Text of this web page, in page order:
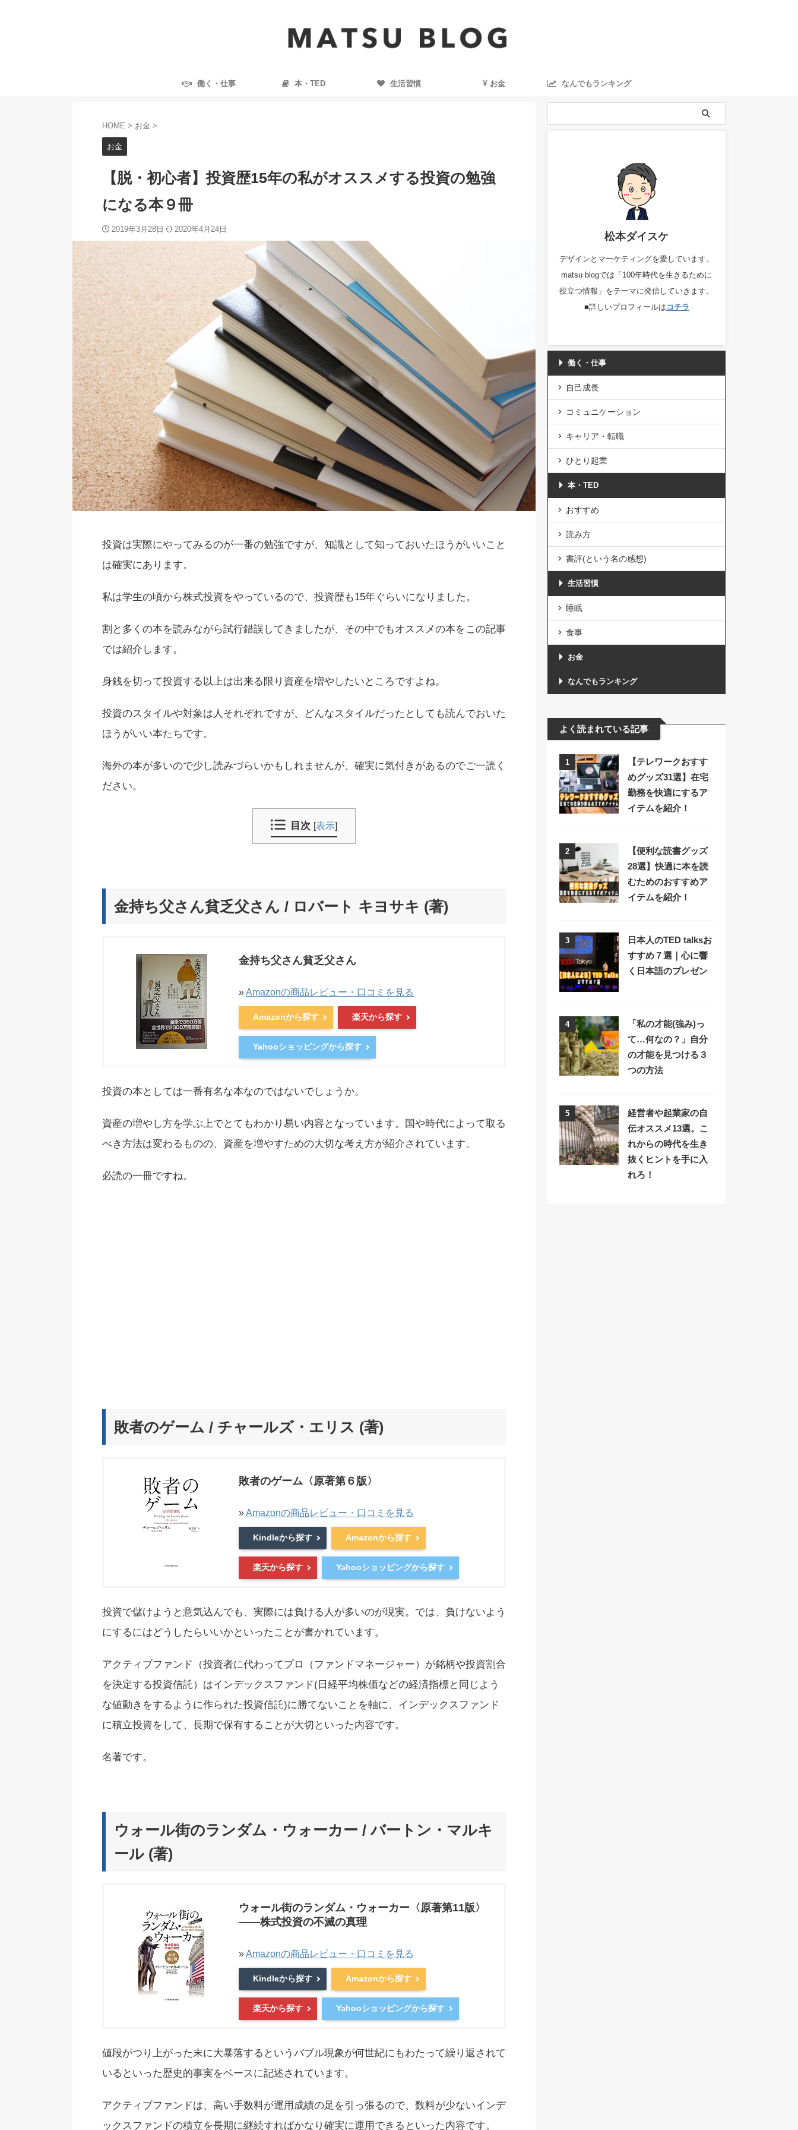
働く・仕事 本・TED 生活習慣 お金 なんでもランキング
HOME > お金 >
お金
【脱・初心者】投資歴15年の私がオススメする投資の勉強
になる本９冊
2019年3月28日 2020年4月24日
投資は実際にやってみるのが一番の勉強ですが、知識として知っておいたほうがいいこと
は確実にあります。
私は学生の頃から株式投資をやっているので、投資歴も15年ぐらいになりました。
割と多くの本を読みながら試行錯誤してきましたが、その中でもオススメの本をこの記事
では紹介します。
身銭を切って投資する以上は出来る限り資産を増やしたいところですよね。
投資のスタイルや対象は人それぞれですが、どんなスタイルだったとしても読んでおいた
ほうがいい本たちです。
海外の本が多いので少し読みづらいかもしれませんが、確実に気付きがあるのでご一読く
ださい。
目次 [表示]
金持ち父さん貧乏父さん / ロバート キヨサキ (著)
金持ち父さん貧乏父さん
»Amazonの商品レビュー・口コミを見る
Amazonから探す 楽天から探す
Yahooショッピングから探す
投資の本としては一番有名な本なのではないでしょうか。
資産の増やし方を学ぶ上でとてもわかり易い内容となっています。国や時代によって取る
べき方法は変わるものの、資産を増やすための大切な考え方が紹介されています。
必読の一冊ですね。
敗者のゲーム / チャールズ・エリス (著)
敗者のゲーム〈原著第６版〉
»Amazonの商品レビュー・口コミを見る
Kindleから探す Amazonから探す
楽天から探す Yahooショッピングから探す
投資で儲けようと意気込んでも、実際には負ける人が多いのが現実。では、負けないよう
にするにはどうしたらいいかといったことが書かれています。
アクティブファンド（投資者に代わってプロ（ファンドマネージャー）が銘柄や投資割合
を決定する投資信託）はインデックスファンド(日経平均株価などの経済指標と同じよう
な値動きをするように作られた投資信託)に勝てないことを軸に、インデックスファンド
に積立投資をして、長期で保有することが大切といった内容です。
名著です。
ウォール街のランダム・ウォーカー / バートン・マルキ
ール (著)
ウォール街のランダム・ウォーカー〈原著第11版〉
――株式投資の不滅の真理
»Amazonの商品レビュー・口コミを見る
Kindleから探す Amazonから探す
楽天から探す Yahooショッピングから探す
値段がつり上がった末に大暴落するというバブル現象が何世紀にもわたって繰り返されて
いるといった歴史的事実をベースに記述されています。
アクティブファンドは、高い手数料が運用成績の足を引っ張るので、数料が少ないインデ
ックスファンドの積立を長期に継続すればかなり確実に運用できるといった内容です。
松本ダイスケ
デザインとマーケティングを愛しています。
matsu blogでは「100年時代を生きるために
役立つ情報」をテーマに発信していきます。
■詳しいプロフィールは コチラ
働く・仕事
自己成長
コミュニケーション
キャリア・転職
ひとり起業
本・TED
おすすめ
読み方
書評(という名の感想)
生活習慣
睡眠
食事
お金
なんでもランキング
よく読まれている記事
1
【テレワークおすす
めグッズ31選】在宅
勤務を快適にするア
イテムを紹介！
2
【便利な読書グッズ
28選】快適に本を読
むためのおすすめア
イテムを紹介！
3
日本人のTED talksお
すすめ７選｜心に響
く日本語のプレゼン
4
「私の才能(強み)っ
て…何なの？」自分
の才能を見つける３
つの方法
5
経営者や起業家の自
伝オススメ13選。こ
れからの時代を生き
抜くヒントを手に入
れろ！